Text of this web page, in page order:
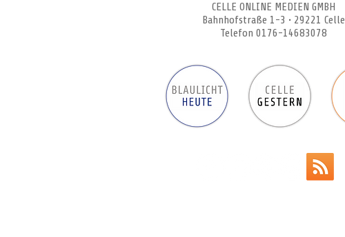
CELLE ONLINE MEDIEN GMBH
Bahnhofstraße 1-3 • 29221 Celle
Telefon 0176-14683078